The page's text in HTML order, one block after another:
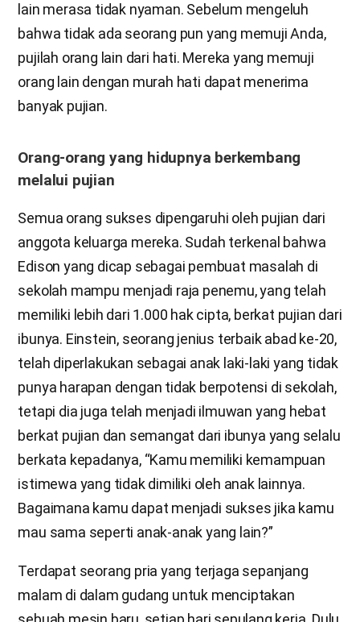
lain merasa tidak nyaman. Sebelum mengeluh
bahwa tidak ada seorang pun yang memuji Anda,
pujilah orang lain dari hati. Mereka yang memuji
orang lain dengan murah hati dapat menerima
banyak pujian.
Orang-orang yang hidupnya berkembang
melalui pujian
Semua orang sukses dipengaruhi oleh pujian dari
anggota keluarga mereka. Sudah terkenal bahwa
Edison yang dicap sebagai pembuat masalah di
sekolah mampu menjadi raja penemu, yang telah
memiliki lebih dari 1.000 hak cipta, berkat pujian dari
ibunya. Einstein, seorang jenius terbaik abad ke-20,
telah diperlakukan sebagai anak laki-laki yang tidak
punya harapan dengan tidak berpotensi di sekolah,
tetapi dia juga telah menjadi ilmuwan yang hebat
berkat pujian dan semangat dari ibunya yang selalu
berkata kepadanya, “Kamu memiliki kemampuan
istimewa yang tidak dimiliki oleh anak lainnya.
Bagaimana kamu dapat menjadi sukses jika kamu
mau sama seperti anak-anak yang lain?”
Terdapat seorang pria yang terjaga sepanjang
malam di dalam gudang untuk menciptakan